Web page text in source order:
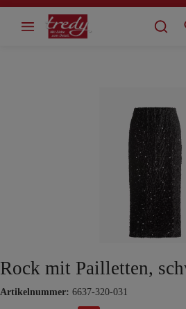
springen
Rock mit Pailletten,
Artikelnummer: 6637-320-031